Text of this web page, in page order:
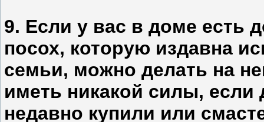
9. Если у вас в доме есть
посох, которую издавна
семьи, можно делать на
иметь никакой силы, если
недавно купили или